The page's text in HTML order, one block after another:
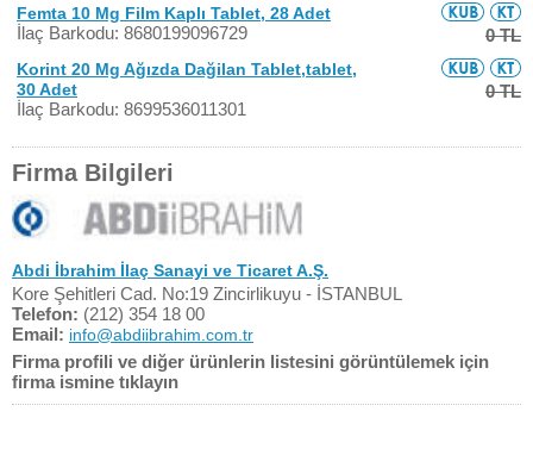
Femta 10 Mg Film Kaplı Tablet, 28 Adet
İlaç Barkodu: 8680199096729 0 TL
Korint 20 Mg Ağızda Dağilan Tablet,tablet,
30 Adet
İlaç Barkodu: 8699536011301
0 TL
Firma Bilgileri
Abdi İbrahim İlaç Sanayi ve Ticaret A.Ş.
Kore Şehitleri Cad. No:19 Zincirlikuyu - İSTANBUL
Telefon: (212) 354 18 00
Email: info@abdiibrahim.com.tr
Firma profili ve diğer ürünlerin listesini görüntülemek için
firma ismine tıklayın